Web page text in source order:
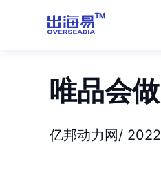
唯品会
亿邦动力网/